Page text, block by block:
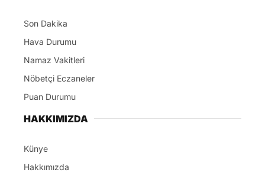
Son Dakika
Hava Durumu
Namaz Vakitleri
Nöbetçi Eczaneler
Puan Durumu
HAKKIMIZDA
Künye
Hakkımızda